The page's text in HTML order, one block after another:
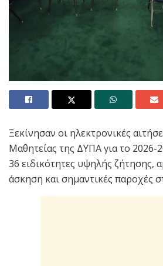
Ξεκίνησαν οι ηλεκτρονικές
Μαθητείας της ΔΥΠΑ για το 2026-
36 ειδικότητες υψηλής ζήτησης,
άσκηση και σημαντικές παροχές